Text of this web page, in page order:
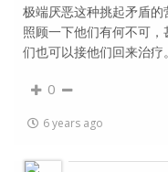
极端厌恶这种挑起矛盾的
照顾一下他们有何不可
们也可以接他们回来治疗
0
6 years ago